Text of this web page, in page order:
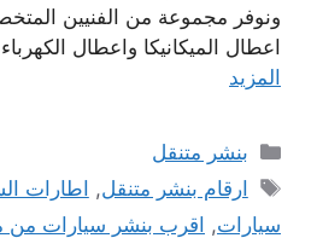
ونوفر مجموعة من الفنيين
اعطال الميكانيكا واعطال
المزيد
التصنيفات
بنشر متنقل
الوسوم
ارقام بنشر متنقل, اطارات
سيارات, اقرب بنشر سيارات من